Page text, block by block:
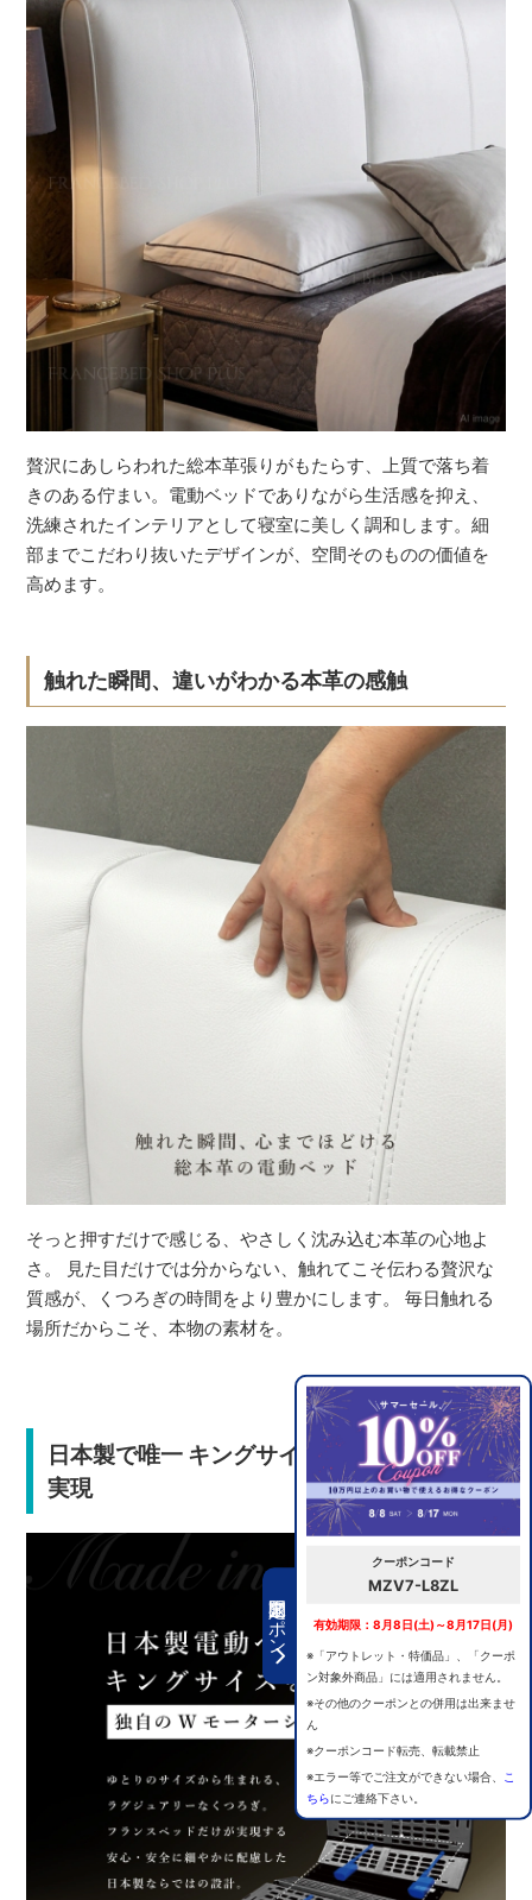
期間限定クーポン
クーポンコード
MZV7-L8ZL
有効期限：8月8日(土)～8月17日(月)
※「アウトレット・特価品」、「クーポ
ン対象外商品」には適用されません。
※その他のクーポンとの併用は出来ませ
ん
※クーポンコード転売、転載禁止
※エラー等でご注文ができない場合、
こ
ちらにご連絡下さい。
贅沢にあしらわれた総本革張りがもたらす、上質で落ち着
きのある佇まい。電動ベッドでありながら生活感を抑え、
洗練されたインテリアとして寝室に美しく調和します。細
部までこだわり抜いたデザインが、空間そのものの価値を
高めます。
触れた瞬間、違いがわかる本革の感触
そっと押すだけで感じる、やさしく沈み込む本革の心地よ
さ。 見た目だけでは分からない、触れてこそ伝わる贅沢な
質感が、くつろぎの時間をより豊かにします。 毎日触れる
場所だからこそ、本物の素材を。
日本製で唯一 キングサイズの電動ベッドを
実現